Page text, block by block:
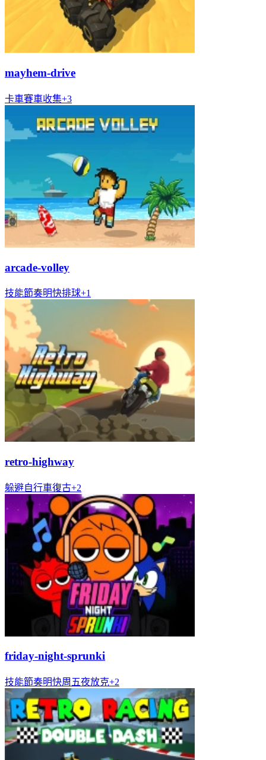
mayhem-drive
卡車賽車收集+3
arcade-volley
技能節奏明快排球+1
retro-highway
躲避自行車復古+2
friday-night-sprunki
技能節奏明快周五夜放克+2